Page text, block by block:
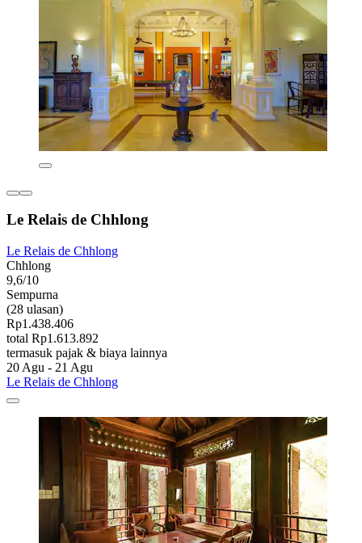
Le Relais de Chhlong
Le Relais de Chhlong
Chhlong
9,6/10
Sempurna
(28 ulasan)
Rp1.438.406
total Rp1.613.892
termasuk pajak & biaya lainnya
20 Agu - 21 Agu
Le Relais de Chhlong